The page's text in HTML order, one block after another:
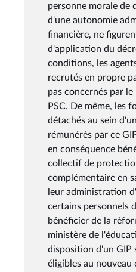
personne morale de
d'une autonomie
financière, ne
d'application du
conditions, les
recrutés en propre
pas concernés par
PSC. De même, les
détachés au sein
rémunérés par ce
en conséquence
collectif de
complémentaire en
leur administration
certains personnels
bénéficier de la
ministère de
disposition d'un GIP
éligibles au